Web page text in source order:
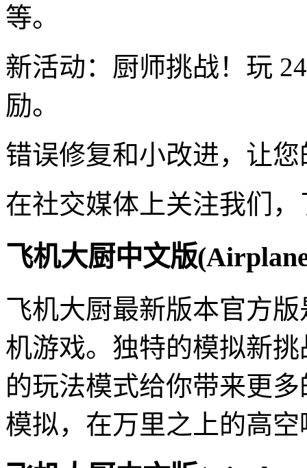
等。
新活动：厨师挑战！玩
励。
错误修复和小改进，让
在社交媒体上关注我们
飞机大厨中文版
飞机大厨最新版本官方
机游戏。独特的模拟新
的玩法模式给你带来更
模拟，在万里之上的高